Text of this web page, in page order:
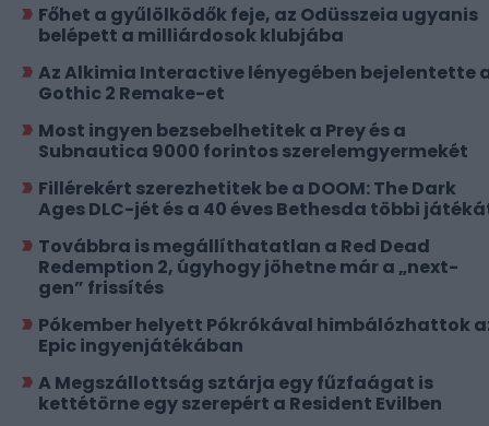
Főhet a gyűlölködők feje, az Odüsszeia ugyanis
belépett a milliárdosok klubjába
Az Alkimia Interactive lényegében bejelentette
Gothic 2 Remake-et
Most ingyen bezsebelhetitek a Prey és a
Subnautica 9000 forintos szerelemgyermekét
Fillérekért szerezhetitek be a DOOM: The Dark
Ages DLC-jét és a 40 éves Bethesda többi
Továbbra is megállíthatatlan a Red Dead
Redemption 2, úgyhogy jöhetne már a „next-
gen” frissítés
Pókember helyett Pókrókával himbálózhattok
Epic ingyenjátékában
A Megszállottság sztárja egy fűzfaágat is
kettétörne egy szerepért a Resident Evilben